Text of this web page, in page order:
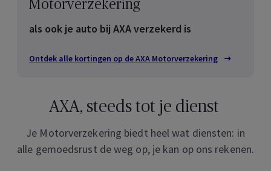
Motorverzekering
als ook je auto bij AXA verzekerd is
Ontdek alle kortingen op de AXA Motorverzekering
AXA, steeds tot je dienst
Je Motorverzekering biedt heel wat diensten: in
alle gemoedsrust de weg op, je kan op ons rekenen.